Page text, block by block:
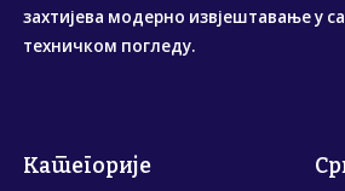
захтијева модерно извјештавање у
техничком погледу.
Категорије